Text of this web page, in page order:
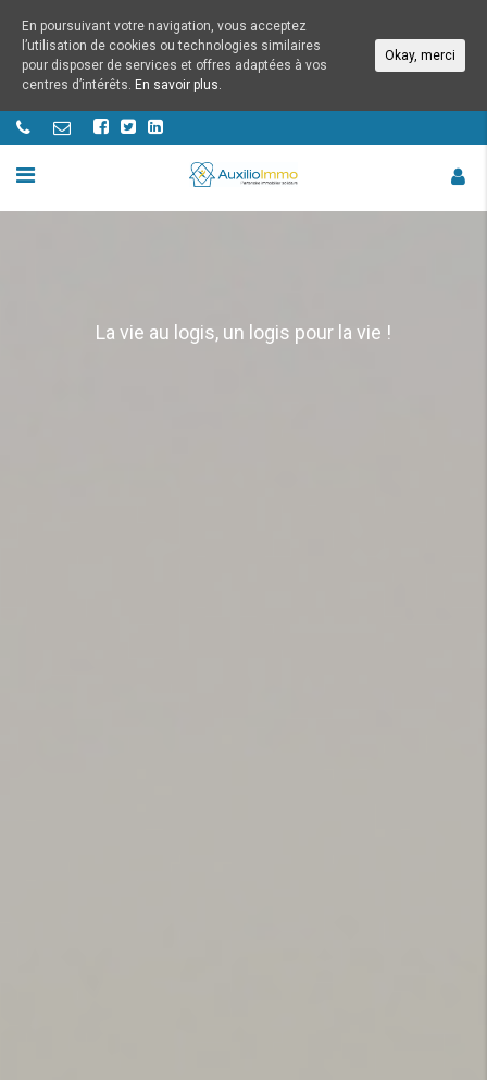
La vie au logis, un logis pour la vie !
En poursuivant votre navigation, vous acceptez
l’utilisation de cookies ou technologies similaires
pour disposer de services et offres adaptées à vos
centres d’intérêts. En savoir plus.
Okay, merci